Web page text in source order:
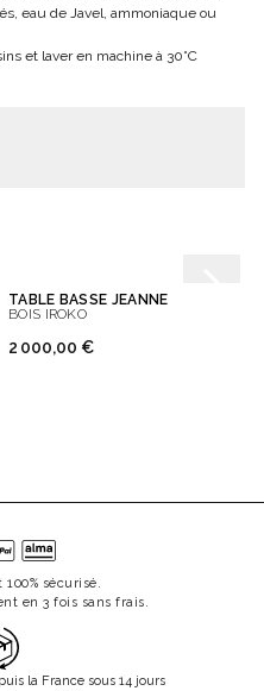
eau de Javel, ammoniaque ou
et laver en machine à 30°C
TABLE BASSE JEANNE
BOIS IROKO
2 000,00 €
sécurisé.
en 3 fois sans frais.
la France sous 14 jours